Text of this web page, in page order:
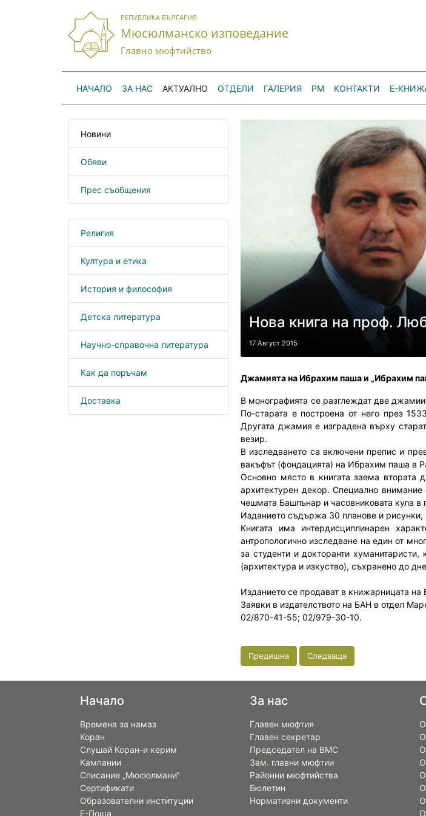
РЕПУБЛИКА БЪЛГАРИЯ
Мюсюлманско изповедание
Главно мюфтийство
НАЧАЛО ЗА НАС АКТУАЛНО ОТДЕЛИ ГАЛЕРИЯ РМ КОНТАКТИ Е-
Новини
Обяви
Прес съобщения
Религия
Култура и етика
История и философия
Детска литература
Научно-справочна литература
Как да поръчам
Доставка
Нова книга на проф.
17 Август 2015
Джамията на Ибрахим паша и „Ибрахим
В монографията се разглеждат две
По-старата е построена от него през
Другата джамия е изградена върху
везир.
В изследването са включени препис и
вакъфът (фондацията) на Ибрахим паша в
Основно място в книгата заема втората
архитектурен декор. Специално
чешмата Башпънар и часовниковата кула в
Изданието съдържа 30 планове и
Книгата има интердисциплинарен
антропологично изследване на един от
за студенти и докторанти
(архитектура и изкуство), съхранено до
Изданието се продават в книжарницата
Заявки в издателството на БАН в отдел
02/870-41-55; 02/979-30-10.
Предишна Следваща
Начало
Времена за намаз
Коран
Слушай Коран-и керим
Кампании
Списание „Мюсюлмани“
Сертификати
Образователни институции
Е-Поща
За нас
Главен мюфтия
Главен секретар
Председател на ВМС
Зам. главни мюфтии
Районни мюфтийства
Бюлетин
Нормативни документи